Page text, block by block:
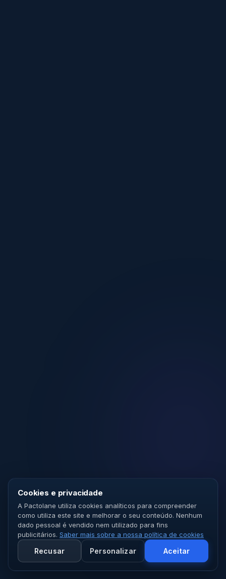
Cookies e privacidade
A Pactolane utiliza cookies analíticos para compreender
como utiliza este site e melhorar o seu conteúdo. Nenhum
dado pessoal é vendido nem utilizado para fins
publicitários. Saber mais sobre a nossa política de cookies
Recusar Personalizar Aceitar